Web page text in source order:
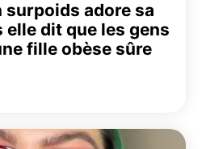
surpoids adore sa
dit que les gens
fille obèse sûre